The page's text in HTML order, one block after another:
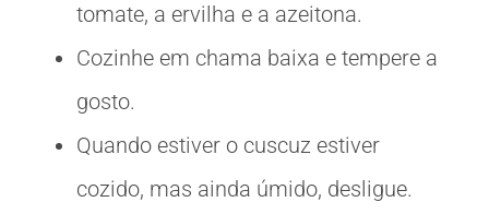
tomate, a ervilha e a azeitona.
Cozinhe em chama baixa e tempere a
gosto.
Quando estiver o cuscuz estiver
cozido, mas ainda úmido, desligue.